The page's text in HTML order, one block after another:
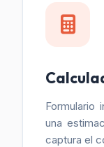
Formulario
una
captura el